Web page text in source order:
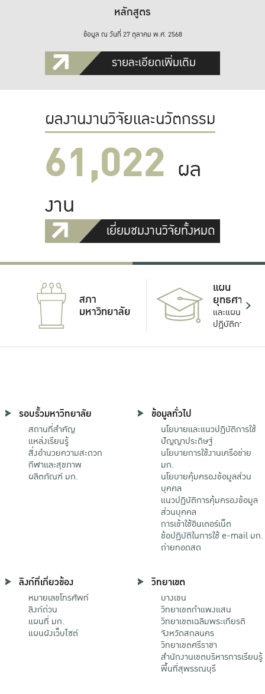
หลักสูตร
ข้อมูล ณ วันที่ 27 ตุลาคม พ.ศ. 2568
รายละเอียดเพิ่มเติม
ผลงานงานวิจัยและนวัตกรรม
61,022 ผล
งาน
เยี่ยมชมงานวิจัยทั้งหมด
สภา
มหาวิทยาลัย
แผน
ยุทธศาสตร์
และแผน
ปฏิบัติการ
รอบรั้วมหาวิทยาลัย
สถานที่สำคัญ
แหล่งเรียนรู้
สิ่งอำนวยความสะดวก
กีฬาและสุขภาพ
ผลิตภัณฑ์ มก.
ข้อมูลทั่วไป
นโยบายและแนวปฏิบัติการใช้
ปัญญาประดิษฐ์
นโยบายการใช้งานเครือข่าย
มก.
นโยบายคุ้มครองข้อมูลส่วน
บุคคล
แนวปฏิบัติการคุ้มครองข้อมูล
ส่วนบุคคล
การเข้าใช้อินเตอร์เน็ต
ข้อปฏิบัติในการใช้ e-mail มก.
ถ่ายทอดสด
ลิงก์ที่เกี่ยวข้อง
หมายเลขโทรศัพท์
ลิงก์ด่วน
แผนที่ มก.
แผนผังเว็บไซต์
วิทยาเขต
บางเขน
วิทยาเขตกําแพงแสน
วิทยาเขตเฉลิมพระเกียรติ
จังหวัดสกลนคร
วิทยาเขตศรีราชา
สำนักงานเขตบริหารการเรียนรู้
พื้นที่สุพรรณบุรี